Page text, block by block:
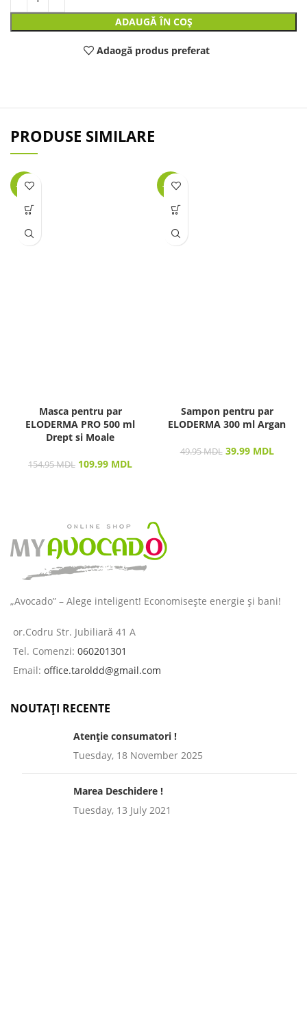
ADAUGĂ ÎN COȘ
Adaogă produs preferat
PRODUSE SIMILARE
-29%
Masca pentru par
ELODERMA PRO 500 ml
Drept si Moale
154.95MDL 109.99 MDL
-20%
Sampon pentru par
ELODERMA 300 ml Argan
49.95MDL 39.99 MDL
„Avocado” – Alege inteligent! Economisește energie și bani!
or.Codru Str. Jubiliară 41 A
Tel. Comenzi: 060201301
Email: office.taroldd@gmail.com
NOUTAȚI RECENTE
Atenție consumatori !
Tuesday, 18 November 2025
Marea Deschidere !
Tuesday, 13 July 2021